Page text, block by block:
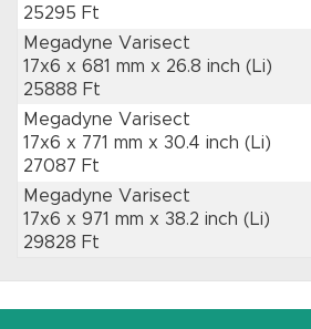
25295 Ft
Megadyne Varisect
17x6 x 681 mm x 26.8 inch (Li)
25888 Ft
Megadyne Varisect
17x6 x 771 mm x 30.4 inch (Li)
27087 Ft
Megadyne Varisect
17x6 x 971 mm x 38.2 inch (Li)
29828 Ft